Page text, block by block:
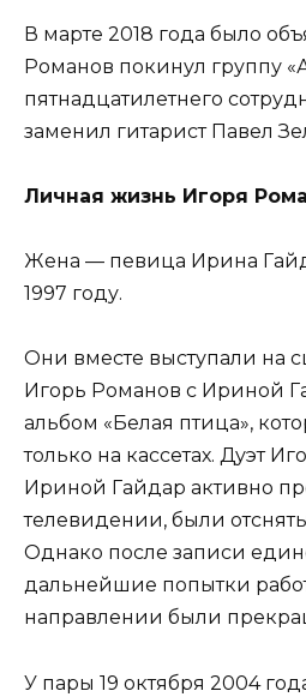
В марте 2018 года было
Романов покинул группу
пятнадцатилетнего
заменил гитарист Павел
Личная жизнь Игоря
Жена — певица Ирина
1997 году.
Они вместе выступали на
Игорь Романов с Ириной
альбом «Белая птица»,
только на кассетах. Дуэт
Ириной Гайдар активно
телевидении, были
Однако после записи
дальнейшие попытки
направлении были
У пары 19 октября 2004